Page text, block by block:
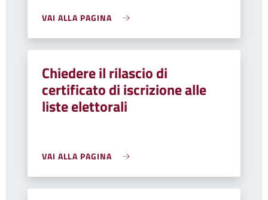
VAI ALLA PAGINA
Chiedere il rilascio di
certificato di iscrizione alle
liste elettorali
VAI ALLA PAGINA